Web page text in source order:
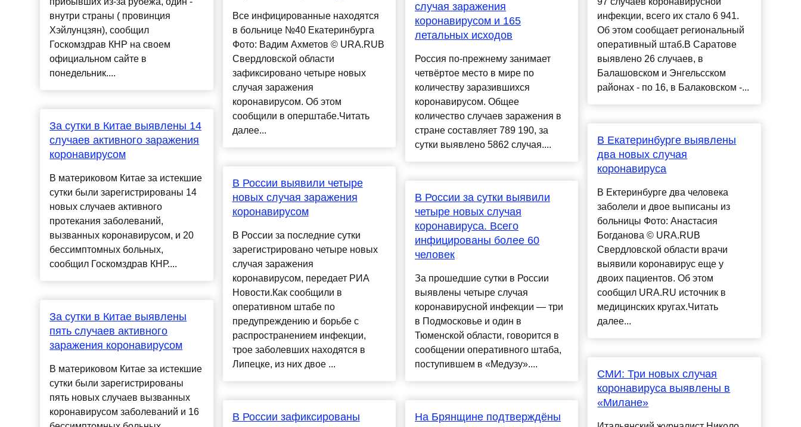
внутри страны ( провинция
Хэйлунцзян), сообщил
Госкомздрав КНР на своем
официальном сайте в
понедельник....
За сутки в Китае выявлены 14
случаев активного заражения
коронавирусом
В материковом Китае за истекшие
сутки были зарегистрированы 14
новых случаев активного
протекания заболеваний,
вызванных коронавирусом, и 20
бессимптомных больных,
сообщил Госкомздрав КНР....
За сутки в Китае выявлены
пять случаев активного
заражения коронавирусом
В материковом Китае за истекшие
сутки были зарегистрированы
пять новых случаев вызванных
коронавирусом заболеваний и 16
Все инфицированные находятся
в больнице №40 Екатеринбурга
Фото: Вадим Ахметов © URA.RUВ
Свердловской области
зафиксировано четыре новых
случая заражения
коронавирусом. Об этом
сообщили в оперштабе.Читать
далее...
В России выявили четыре
новых случая заражения
коронавирусом
В России за последние сутки
зарегистрировано четыре новых
случая заражения
коронавирусом, передает РИА
Новости.Как сообщили в
оперативном штабе по
предупреждению и борьбе с
распространением инфекции,
трое заболевших находятся в
Липецке, из них двое ...
В России зафиксированы
случая заражения
коронавирусом и 165
летальных исходов
Россия по-прежнему занимает
четвёртое место в мире по
количеству заразившихся
коронавирусом. Общее
количество случаев заражения в
стране составляет 789 190, за
сутки выявлено 5862 случая....
В России за сутки выявили
четыре новых случая
коронавируса. Всего
инфицированы более 60
человек
За прошедшие сутки в России
выявлены четыре случая
коронавирусной инфекции — три
в Подмосковье и один в
Тюменской области, говорится в
сообщении оперативного штаба,
поступившем в «Медузу»....
На Брянщине подтверждёны
инфекции, всего их стало 6 941.
Об этом сообщает региональный
оперативный штаб.В Саратове
выявлено 26 случаев, в
Балашовском и Энгельсском
районах - по 16, в Балаковском -...
В Екатеринбурге выявлены
два новых случая
коронавируса
В Ектеринбурге два человека
заболели и двое выписаны из
больницы Фото: Анастасия
Богданова © URA.RUВ
Свердловской области врачи
выявили коронавирус еще у
двоих пациентов. Об этом
сообщил URA.RU источник в
медицинских кругах.Читать
далее...
СМИ: Три новых случая
коронавируса выявлены в
«Милане»